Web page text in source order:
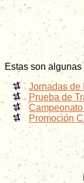
Estas son
Jornadas de
Prueba de
Promoción